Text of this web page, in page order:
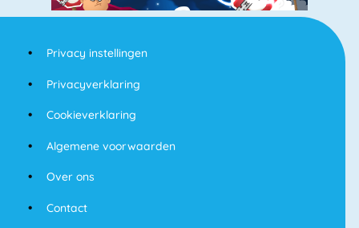
Privacy instellingen
Privacyverklaring
Cookieverklaring
Algemene voorwaarden
Over ons
Contact